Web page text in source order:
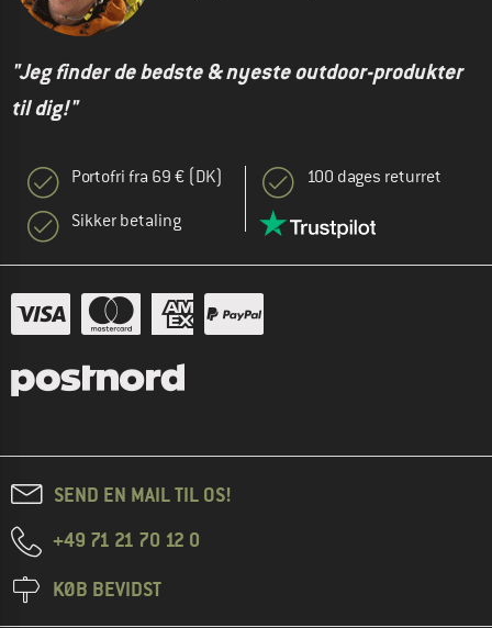
"Jeg finder de bedste & nyeste outdoor-produkter
til dig!"
Portofri fra 69 € (DK)
Sikker betaling
100 dages returret
SEND EN MAIL TIL OS!
+49 71 21 70 12 0
KØB BEVIDST